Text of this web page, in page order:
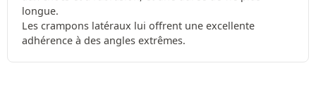
longue.
Les crampons latéraux lui offrent une excellente
adhérence à des angles extrêmes.